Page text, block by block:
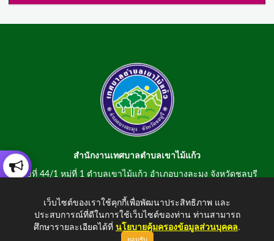
สำนักงานเทศบาลตำบลเขาไม้แก้ว
เลขที่ 44/1 หมู่ที่ 1 ตำบลเขาไม้แก้ว อำเภอบางละมุง จังหวัดชลบุรี
สอบถามข้อมูลโทรศัพท์/โทรสาร 0-3807-2634-5
E-mail : saraban@khaomaikaew.go.th
เว็บไซต์ของเราใช้คุกกี้เพื่อพัฒนาประสิทธิภาพ และ
ประสบการณ์ที่ดีในการใช้เว็บไซต์ของท่าน ท่านสามารถ
ศึกษารายละเอียดได้ที่ นโยบายคุ้มครองข้อมูลส่วนบุคคล.